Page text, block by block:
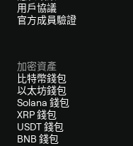
用戶協議
官方成員驗證
加密資產
比特幣錢包
以太坊錢包
Solana 錢包
XRP 錢包
USDT 錢包
BNB 錢包